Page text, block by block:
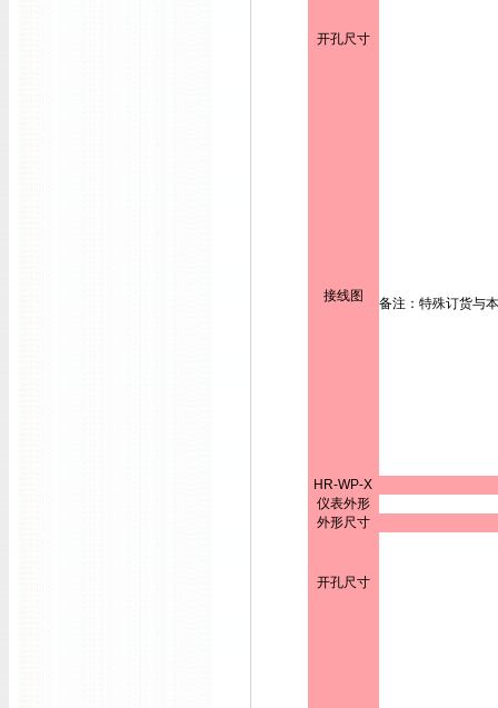
开孔尺寸
接线图 备注：特殊订货与
HR-WP-X
仪表外形
外形尺寸
开孔尺寸